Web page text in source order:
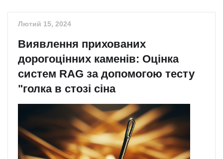
Лютий 15, 2024
Виявлення прихованих
дорогоцінних каменів: Оцінка
систем RAG за допомогою тесту
"голка в стозі сіна